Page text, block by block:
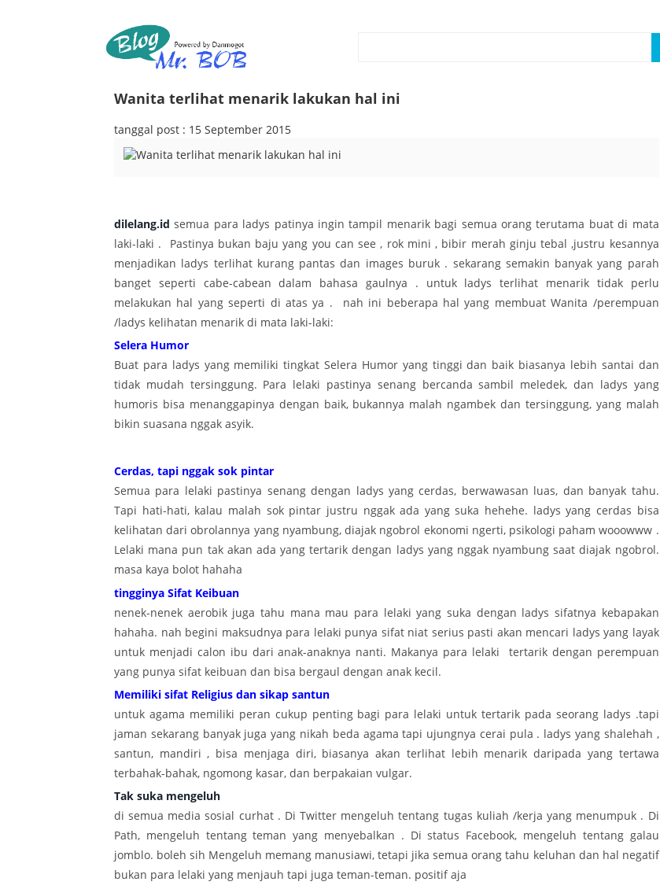
Wanita terlihat menarik lakukan hal ini
tanggal post : 15 September 2015
dilelang.id semua para ladys patinya ingin tampil menarik bagi semua orang terutama buat di mata
laki-laki . Pastinya bukan baju yang you can see , rok mini , bibir merah ginju tebal ,justru kesannya
menjadikan ladys terlihat kurang pantas dan images buruk . sekarang semakin banyak yang parah
banget seperti cabe-cabean dalam bahasa gaulnya . untuk ladys terlihat menarik tidak perlu
melakukan hal yang seperti di atas ya . nah ini beberapa hal yang membuat Wanita /perempuan
/ladys kelihatan menarik di mata laki-laki:
Selera Humor
Buat para ladys yang memiliki tingkat Selera Humor yang tinggi dan baik biasanya lebih santai dan
tidak mudah tersinggung. Para lelaki pastinya senang bercanda sambil meledek, dan ladys yang
humoris bisa menanggapinya dengan baik, bukannya malah ngambek dan tersinggung, yang malah
bikin suasana nggak asyik.
Cerdas, tapi nggak sok pintar
Semua para lelaki pastinya senang dengan ladys yang cerdas, berwawasan luas, dan banyak tahu.
Tapi hati-hati, kalau malah sok pintar justru nggak ada yang suka hehehe. ladys yang cerdas bisa
kelihatan dari obrolannya yang nyambung, diajak ngobrol ekonomi ngerti, psikologi paham wooowww .
Lelaki mana pun tak akan ada yang tertarik dengan ladys yang nggak nyambung saat diajak ngobrol.
masa kaya bolot hahaha
tingginya Sifat Keibuan
nenek-nenek aerobik juga tahu mana mau para lelaki yang suka dengan ladys sifatnya kebapakan
hahaha. nah begini maksudnya para lelaki punya sifat niat serius pasti akan mencari ladys yang layak
untuk menjadi calon ibu dari anak-anaknya nanti. Makanya para lelaki tertarik dengan perempuan
yang punya sifat keibuan dan bisa bergaul dengan anak kecil.
Memiliki sifat Religius dan sikap santun
untuk agama memiliki peran cukup penting bagi para lelaki untuk tertarik pada seorang ladys .tapi
jaman sekarang banyak juga yang nikah beda agama tapi ujungnya cerai pula . ladys yang shalehah ,
santun, mandiri , bisa menjaga diri, biasanya akan terlihat lebih menarik daripada yang tertawa
terbahak-bahak, ngomong kasar, dan berpakaian vulgar.
Tak suka mengeluh
di semua media sosial curhat . Di Twitter mengeluh tentang tugas kuliah /kerja yang menumpuk . Di
Path, mengeluh tentang teman yang menyebalkan . Di status Facebook, mengeluh tentang galau
jomblo. boleh sih Mengeluh memang manusiawi, tetapi jika semua orang tahu keluhan dan hal negatif
bukan para lelaki yang menjauh tapi juga teman-teman. positif aja